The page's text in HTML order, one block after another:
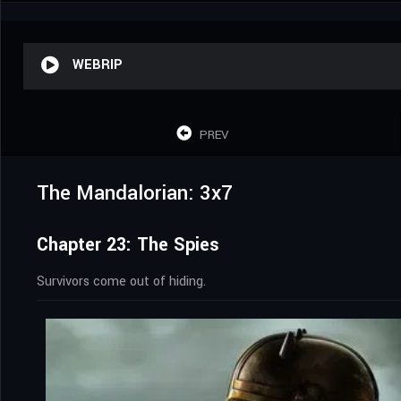
WEBRIP
PREV
The Mandalorian: 3x7
Chapter 23: The Spies
Survivors come out of hiding.